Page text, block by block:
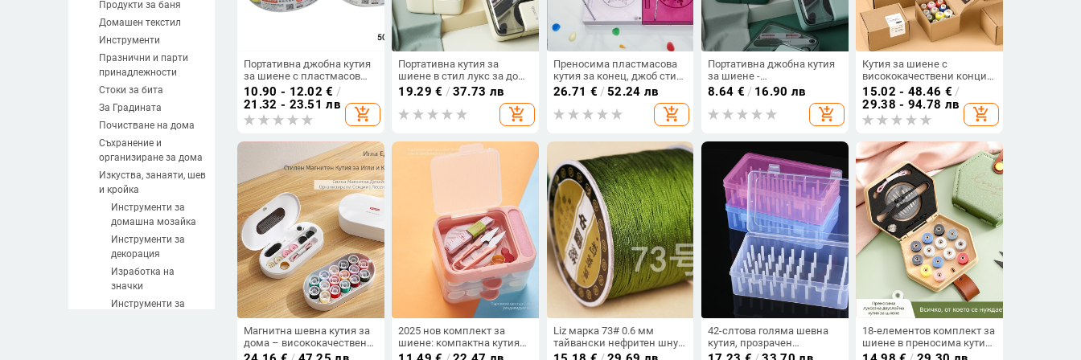
Продукти за баня
Домашен текстил
Инструменти
Празнични и парти
принадлежности
Стоки за бита
За Градината
Почистване на дома
Съхранение и
организиране за дома
Изкуства, занаяти, шев
и кройка
Инструменти за
домашна мoзайка
Инструменти за
декорация
Изработка на
значки
Инструменти за
Портативна джобна кутия
за шиене с пластмасов
корпус, класически
китайски стил, опростен
дизайн
10.90 - 12.02 € /
21.32 - 23.51 лв
add_shopping_cart
Портативна кутия за
шиене в стил лукс за дома
с многофункционални
инструменти – пълен
комплект за шиене на
19.29 € /37.73 лв
add_shopping_cart
Преносима пластмасова
кутия за конец, джоб стил,
серия Wire Box, кутия за
шиене, Yiwu произход
26.71 € /52.24 лв
add_shopping_cart
Портативна джобна кутия
за шиене -
минималистичен лукс,
пластмасова кутия за
съхранение на игли
8.64 € / 16.90 лв
add_shopping_cart
Кутия за шиене с
висококачествени конци:
нишки за ръчно шиене на
дрехи, малки ролки, конци
за шевна машина, цветни
конци за ръчна изработка
15.02 - 48.46 € /
29.38 - 94.78 лв
add_shopping_cart
Магнитна шевна кутия за
дома – висококачествен
практичен комплект за
2025 нов комплект за
шиене: компактна кутия
за шиене със съхранение,
Liz марка 73# 0.6 мм
тайвански нефритен шнур
DIY плетена гривна
42-слтова голяма шевна
кутия, прозрачен
пластмасов организатор
18-елементов комплект за
шиене в преносима кутия
със конци и малки ролки